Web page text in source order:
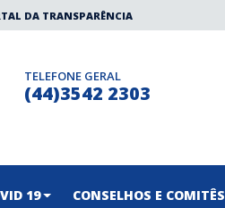
DA TRANSPARÊNCIA
TELEFONE GERAL
(44)3542 2303
19 CONSELHOS E COMITÊS